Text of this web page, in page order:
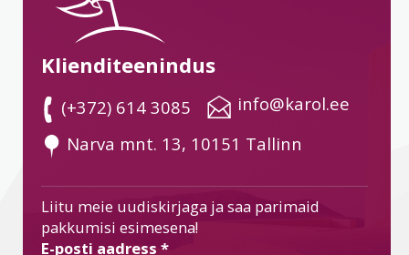
Klienditeenindus
(+372) 614 3085
info@karol.ee
Narva mnt. 13, 10151 Tallinn
Liitu meie uudiskirjaga ja saa parimaid
pakkumisi esimesena!
E-posti aadress *